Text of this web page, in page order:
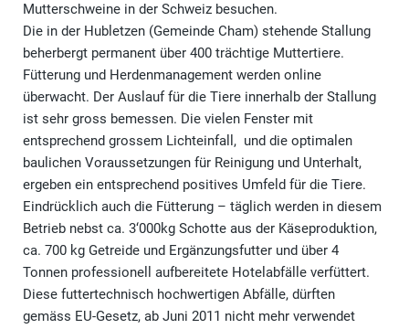
Mutterschweine in der Schweiz besuchen.
Die in der Hubletzen (Gemeinde Cham) stehende Stallung
beherbergt permanent über 400 trächtige Muttertiere.
Fütterung und Herdenmanagement werden online
überwacht. Der Auslauf für die Tiere innerhalb der Stallung
ist sehr gross bemessen. Die vielen Fenster mit
entsprechend grossem Lichteinfall, und die optimalen
baulichen Voraussetzungen für Reinigung und Unterhalt,
ergeben ein entsprechend positives Umfeld für die Tiere.
Eindrücklich auch die Fütterung – täglich werden in diesem
Betrieb nebst ca. 3‘000kg Schotte aus der Käseproduktion,
ca. 700 kg Getreide und Ergänzungsfutter und über 4
Tonnen professionell aufbereitete Hotelabfälle verfüttert.
Diese futtertechnisch hochwertigen Abfälle, dürften
gemäss EU-Gesetz, ab Juni 2011 nicht mehr verwendet